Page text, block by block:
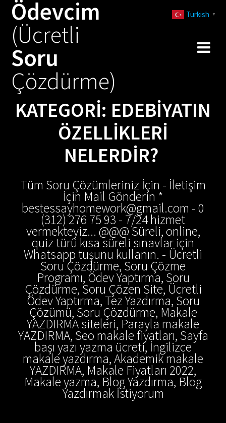
Ödevcim
(Ücretli
Soru
Çözdürme)
KATEGORI: EDEBIYATIN
ÖZELLIKLERI
NELERDIR?
Tüm Soru Çözümleriniz İçin - İletişim
İçin Mail Gönderin *
bestessayhomework@gmail.com - 0
(312) 276 75 93 - 7/24 hizmet
vermekteyiz... @@@ Süreli, online,
quiz türü kısa süreli sınavlar için
Whatsapp tuşunu kullanın. - Ücretli
Soru Çözdürme, Soru Çözme
Programı, Ödev Yaptırma, Soru
Çözdürme, Soru Çözen Site, Ücretli
Ödev Yaptırma, Tez Yazdırma, Soru
Çözümü, Soru Çözdürme, Makale
YAZDIRMA siteleri, Parayla makale
YAZDIRMA, Seo makale fiyatları, Sayfa
başı yazı yazma ücreti, İngilizce
makale yazdırma, Akademik makale
YAZDIRMA, Makale Fiyatları 2022,
Makale yazma, Blog Yazdırma, Blog
Yazdırmak İstiyorum
Turkish ▼